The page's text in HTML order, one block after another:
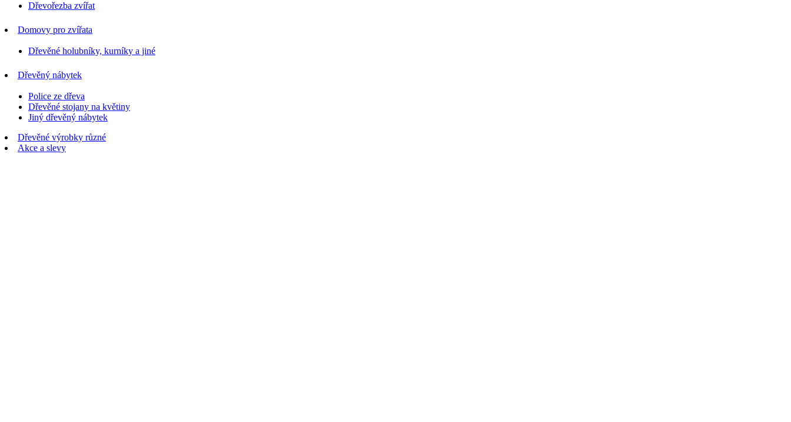
Dřevořezba zvířat
Domovy pro zvířata
Dřevěné holubníky, kurníky a jiné
Dřevěný nábytek
Police ze dřeva
Dřevěné stojany na květiny
Jiný dřevěný nábytek
Dřevěné výrobky různé
Akce a slevy